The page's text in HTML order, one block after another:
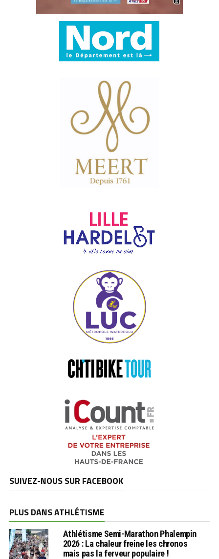
SUIVEZ-NOUS SUR FACEBOOK
PLUS DANS ATHLÉTISME
Athlétisme Semi-Marathon Phalempin
2026 : La chaleur freine les chronos
mais pas la ferveur populaire !